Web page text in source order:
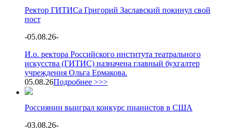
Ректор ГИТИСа Григорий Заславский покинул свой
пост
-05.08.26-
И.о. ректора Российского института театрального
искусства (ГИТИС) назначена главный бухгалтер
учреждения Ольга Ермакова.
05.08.26Подробнее >>>
Россиянин выиграл конкурс пианистов в США
-03.08.26-